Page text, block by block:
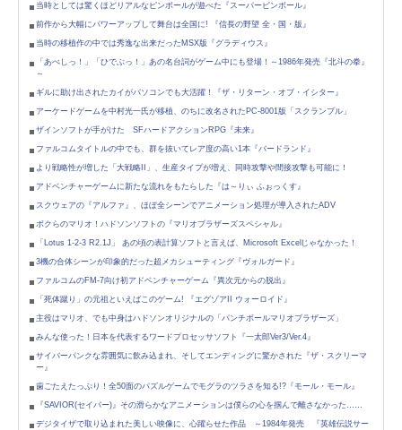
当時としては驚くほどリアルなピンボールが遊べた『スーパーピンボール』
前作から大幅にパワーアップして舞台は全国に! 『信長の野望 全・国・版』
当時の移植作の中では秀逸な出来だったMSX版『グラディウス』
「あべしっ！」「ひでぶっ！」あの名台詞がゲーム中にも登場！～1986年発売『北斗の拳』
～
ギルに助け出されたカイがパソコンでも大活躍！『ザ・リターン・オブ・イシター』
アーケードゲームを中村光一氏が移植、のちに改名されたPC-8001版「スクランブル」
ザインソフトが手がけた SFハードアクションRPG『未来』
ファルコムタイトルの中でも、群を抜いてレア度の高い1本『バードランド』
より戦略性が増した「大戦略II」、生産タイプが増え、同時攻撃や間接攻撃も可能に！
アドベンチャーゲームに新たな流れをもたらした『は～りぃ ふぉっくす』
スクウェアの『アルファ』、ほぼ全シーンでアニメーション処理が導入されたADV
ボクらのマリオ！ハドソンソフトの『マリオブラザーズスペシャル』
「Lotus 1-2-3 R2.1J」 あの頃の表計算ソフトと言えば、Microsoft Excelじゃなかった！
3機の合体シーンが印象的だった超メカシューティング『ヴォルガード』
ファルコムのFM-7向け初アドベンチャーゲーム『異次元からの脱出』
「死体蹴り」の元祖といえばこのゲーム! 『エグゾアII ウォーロイド』
主役はマリオ、でも中身はハドソンオリジナルの「パンチボールマリオブラザーズ」
みんな使った！日本を代表するワードプロセッサソフト『一太郎Ver3/Ver.4』
サイバーパンクな雰囲気に飲み込まれ、そしてエンディングに驚かされた『ザ・スクリーマ
ー』
歯ごたえたっぷり！全50面のパズルゲームでモグラのツラさを知る!?『モール・モール』
『SAVIOR(セイバー)』その滑らかなアニメーションは僕らの心を掴んで離さなかった……
デジタイザで取り込まれた美しい映像に、心躍らせた作品 ～1984年発売 『英雄伝説サー